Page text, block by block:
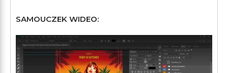
SAMOUCZEK WIDEO: